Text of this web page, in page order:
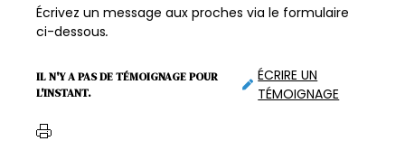
Écrivez un message aux proches via le formulaire
ci-dessous.
IL N'Y A PAS DE TÉMOIGNAGE POUR
L'INSTANT.
ÉCRIRE UN
TÉMOIGNAGE